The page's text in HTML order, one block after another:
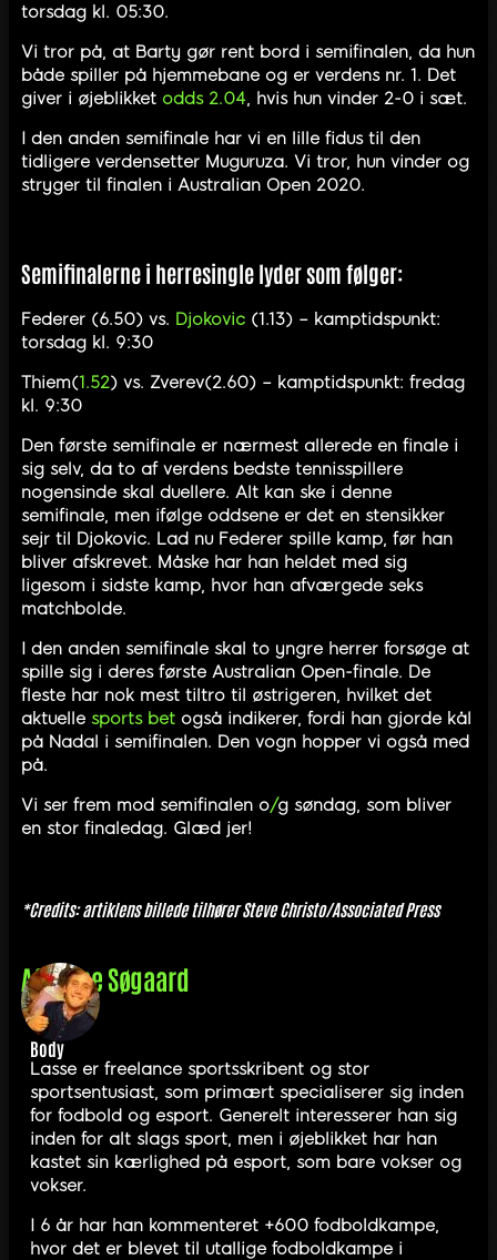
torsdag kl. 05:30.
Vi tror på, at Barty gør rent bord i semifinalen, da hun
både spiller på hjemmebane og er verdens nr. 1. Det
giver i øjeblikket odds 2.04, hvis hun vinder 2-0 i sæt.
I den anden semifinale har vi en lille fidus til den
tidligere verdensetter Muguruza. Vi tror, hun vinder og
stryger til finalen i Australian Open 2020.
Semifinalerne i herresingle lyder som følger:
Federer (6.50) vs. Djokovic (1.13) – kamptidspunkt:
torsdag kl. 9:30
Thiem(1.52) vs. Zverev(2.60) – kamptidspunkt: fredag
kl. 9:30
Den første semifinale er nærmest allerede en finale i
sig selv, da to af verdens bedste tennisspillere
nogensinde skal duellere. Alt kan ske i denne
semifinale, men ifølge oddsene er det en stensikker
sejr til Djokovic. Lad nu Federer spille kamp, før han
bliver afskrevet. Måske har han heldet med sig
ligesom i sidste kamp, hvor han afværgede seks
matchbolde.
I den anden semifinale skal to yngre herrer forsøge at
spille sig i deres første Australian Open-finale. De
fleste har nok mest tiltro til østrigeren, hvilket det
aktuelle sports bet også indikerer, fordi han gjorde kål
på Nadal i semifinalen. Den vogn hopper vi også med
på.
Vi ser frem mod semifinalen o/g søndag, som bliver
en stor finaledag. Glæd jer!
*Credits: artiklens billede tilhører Steve Christo/Associated Press
AfLasse Søgaard
Body
Lasse er freelance sportsskribent og stor
sportsentusiast, som primært specialiserer sig inden
for fodbold og esport. Generelt interesserer han sig
inden for alt slags sport, men i øjeblikket har han
kastet sin kærlighed på esport, som bare vokser og
vokser.
I 6 år har han kommenteret +600 fodboldkampe,
hvor det er blevet til utallige fodboldkampe i